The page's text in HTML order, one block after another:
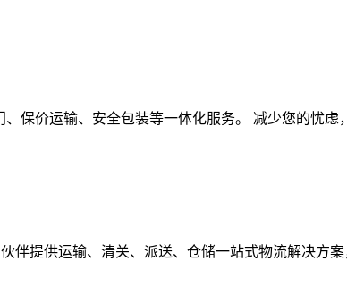
保价运输、安全包装等一体化服务。 减少您的忧虑
伴提供运输、清关、派送、仓储一站式物流解决方